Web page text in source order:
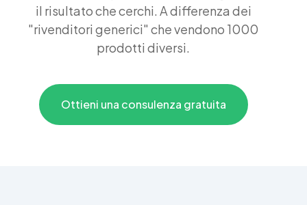
il risultato che cerchi. A differenza dei
"rivenditori generici" che vendono 1000
prodotti diversi.
Ottieni una consulenza gratuita